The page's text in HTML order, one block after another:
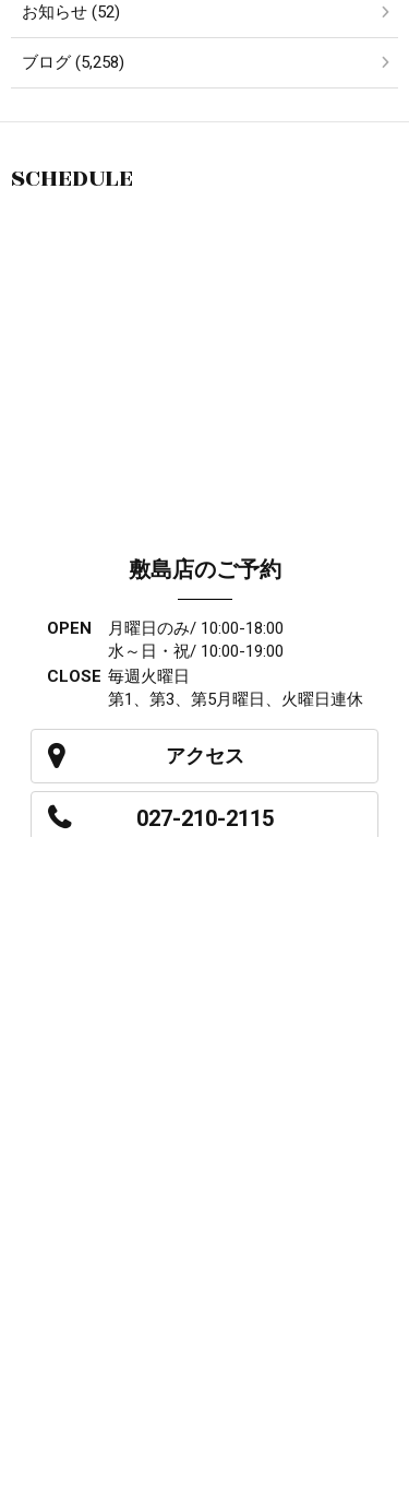
お知らせ (52)
ブログ (5,258)
SCHEDULE
敷島店のご予約
OPEN
月曜日のみ/ 10:00-18:00
水～日・祝/ 10:00-19:00
CLOSE 毎週火曜日
第1、第3、第5月曜日、火曜日連休
アクセス
027-210-2115